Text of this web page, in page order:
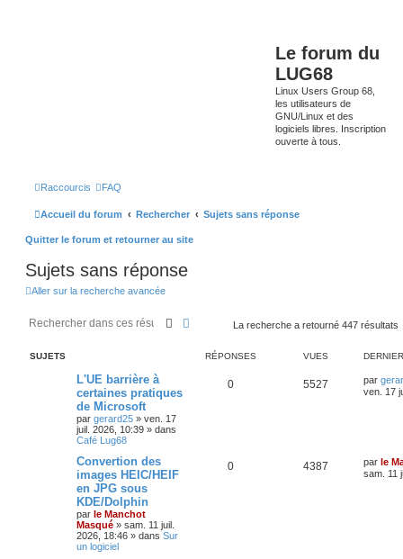
Le forum du
LUG68
Linux Users Group 68,
les utilisateurs de
GNU/Linux et des
logiciels libres. Inscription
ouverte à tous.
Raccourcis FAQ
Accueil du forum Rechercher Sujets sans réponse
Quitter le forum et retourner au site
Sujets sans réponse
Aller sur la recherche avancée
Rechercher
Recherche avancée
La recherche a retourné 447 résultats
SUJETS RÉPONSES VUES
L'UE barrière à
certaines pratiques
de Microsoft
par gerard25 » ven. 17
juil. 2026, 10:39 » dans
Café Lug68
0 5527 par
ven. 17
Convertion des
images HEIC/HEIF
en JPG sous
KDE/Dolphin
par le Manchot
Masqué » sam. 11 juil.
2026, 18:46 » dans Sur
un logiciel
0 4387 par le
sam. 11